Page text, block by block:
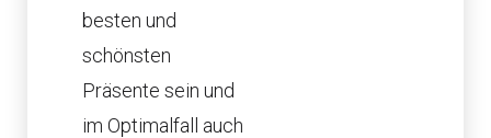
besten und
schönsten
Präsente sein und
im Optimalfall auch